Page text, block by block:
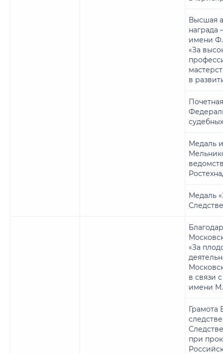
Высшая
награда
имени
«За
в
Медаль
Медаль
«За
в связи
имени
Грамота
при